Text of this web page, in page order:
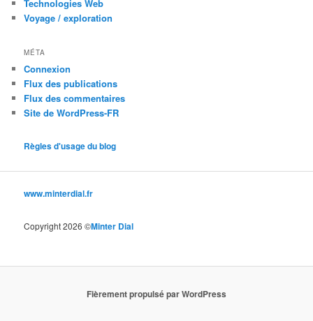
Technologies Web
Voyage / exploration
MÉTA
Connexion
Flux des publications
Flux des commentaires
Site de WordPress-FR
Règles d'usage du blog
www.minterdial.fr
Copyright 2026 ©Minter Dial
Fièrement propulsé par WordPress